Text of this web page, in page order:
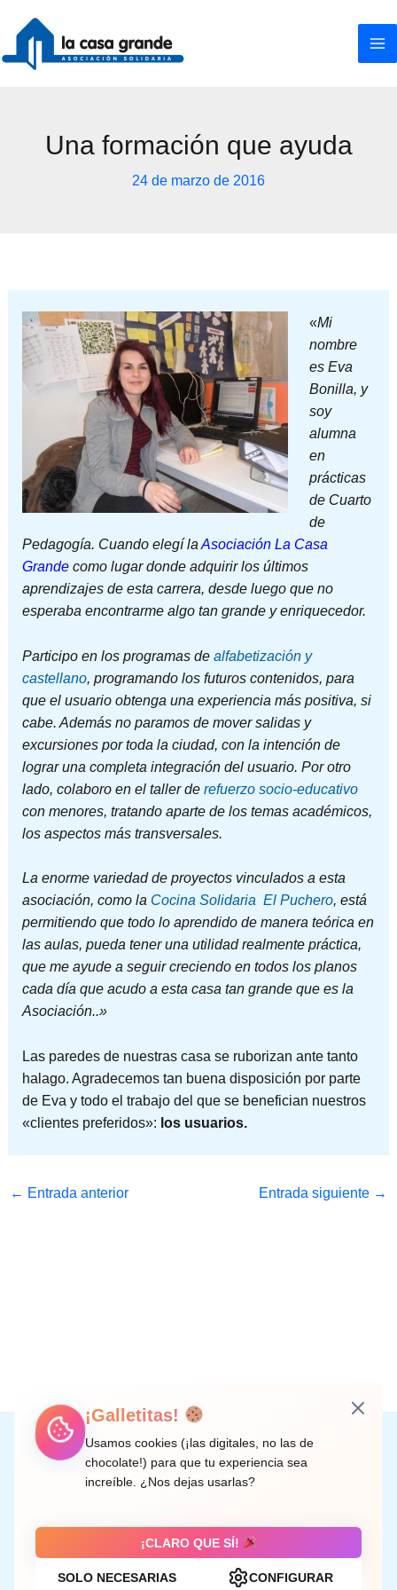
contenido
Una formación que ayuda
24 de marzo de 2016
«Mi
nombre
es Eva
Bonilla, y
soy
alumna
en
prácticas
de Cuarto
de
Pedagogía. Cuando elegí la Asociación La Casa
Grandecomo lugar donde adquirir los últimos
aprendizajes de esta carrera, desde luego que no
esperaba encontrarme algo tan grande y enriquecedor.
Participo en los programas de alfabetización y
castellano, programando los futuros contenidos, para
que el usuario obtenga una experiencia más positiva, si
cabe. Además no paramos de mover salidas y
excursiones por toda la ciudad, con la intención de
lograr una completa integración del usuario. Por otro
lado, colaboro en el taller derefuerzo socio-educativo
con menores, tratando aparte de los temas académicos,
los aspectos más transversales.
La enorme variedad de proyectos vinculados a esta
asociación, como la Cocina Solidaria El Puchero, está
permitiendo que todo lo aprendido de manera teórica en
las aulas, pueda tener una utilidad realmente práctica,
que me ayude a seguir creciendo en todos los planos
cada día que acudo a esta casa tan grande que es la
Asociación..»
Las paredes de nuestras casa se ruborizan ante tanto
halago. Agradecemos tan buena disposición por parte
de Eva y todo el trabajo del que se benefician nuestros
«clientes preferidos»: los usuarios.
← Entrada anterior Entrada siguiente →
Instagram
Facebook
X LinkedIn
Correo electrónico
C/ Doctor Rodríguez de la Fuente, 8 València
Aviso legal
¡Galletitas!
Usamos cookies (¡las digitales, no las de
chocolate!) para que tu experiencia sea
increíble. ¿Nos dejas usarlas?
¡CLARO QUE SÍ!
SOLO NECESARIAS CONFIGURAR